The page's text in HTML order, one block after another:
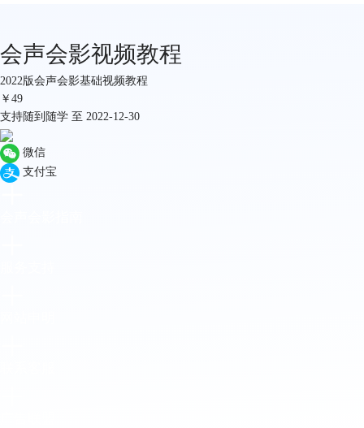
会声会影视频教程
2022版会声会影基础视频教程
￥ 49
支持随到随学 至 2022-12-30
微信
支付宝